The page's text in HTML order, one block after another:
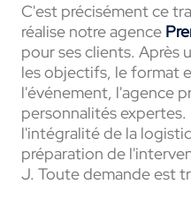
C'est précisément ce
réalise notre agence
pour ses clients. Après
les objectifs, le format
l'événement, l'agence
personnalités
l'intégralité de la
préparation de
J. Toute demande est